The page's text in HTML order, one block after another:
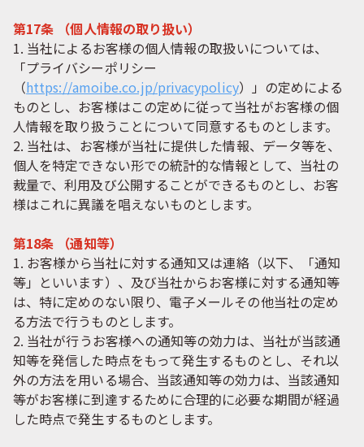
第17条 （個人情報の取り扱い）
1. 当社によるお客様の個人情報の取扱いについては、
「プライバシーポリシー
（https://amoibe.co.jp/privacypolicy）」の定めによる
ものとし、お客様はこの定めに従って当社がお客様の個
人情報を取り扱うことについて同意するものとします。
2. 当社は、お客様が当社に提供した情報、データ等を、
個人を特定できない形での統計的な情報として、当社の
裁量で、利用及び公開することができるものとし、お客
様はこれに異議を唱えないものとします。
第18条 （通知等）
1. お客様から当社に対する通知又は連絡（以下、「通知
等」といいます）、及び当社からお客様に対する通知等
は、特に定めのない限り、電子メールその他当社の定め
る方法で行うものとします。
2. 当社が行うお客様への通知等の効力は、当社が当該通
知等を発信した時点をもって発生するものとし、それ以
外の方法を用いる場合、当該通知等の効力は、当該通知
等がお客様に到達するために合理的に必要な期間が経過
した時点で発生するものとします。